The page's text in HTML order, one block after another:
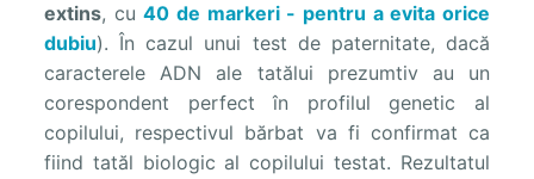
extins, cu40 de markeri - pentru a evita orice
dubiu). În cazul unui test de paternitate, dacă
caracterele ADN ale tatălui prezumtiv au un
corespondent perfect în profilul genetic al
copilului, respectivul bărbat va fi confirmat ca
fiind tatăl biologic al copilului testat. Rezultatul